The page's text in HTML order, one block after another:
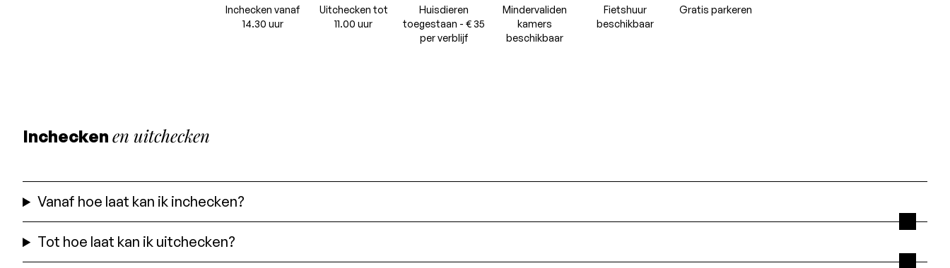
Inchecken vanaf
14.30 uur
Uitchecken tot
11.00 uur
Huisdieren
toegestaan - € 35
per verblijf
Mindervaliden
kamers
beschikbaar
Fietshuur
beschikbaar
Gratis parkeren
Inchecken en uitchecken
Vanaf hoe laat kan ik inchecken?
Tot hoe laat kan ik uitchecken?